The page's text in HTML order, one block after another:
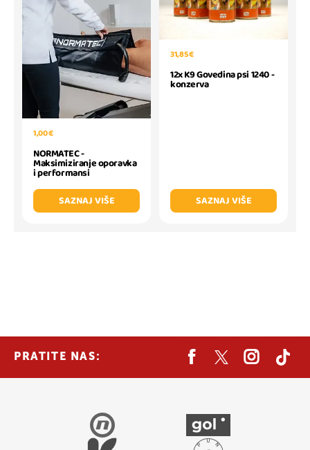
1,00 €
NORMATEC -
Maksimiziranje oporavka
i performansi
SAZNAJ VIŠE
31,85 €
12x K9 Govedina psi 1240 -
konzerva
SAZNAJ VIŠE
PRATITE NAS: